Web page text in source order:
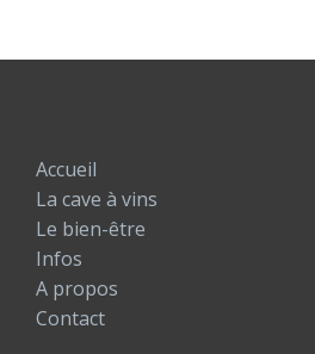
Accueil
La cave à vins
Le bien-être
Infos
A propos
Contact